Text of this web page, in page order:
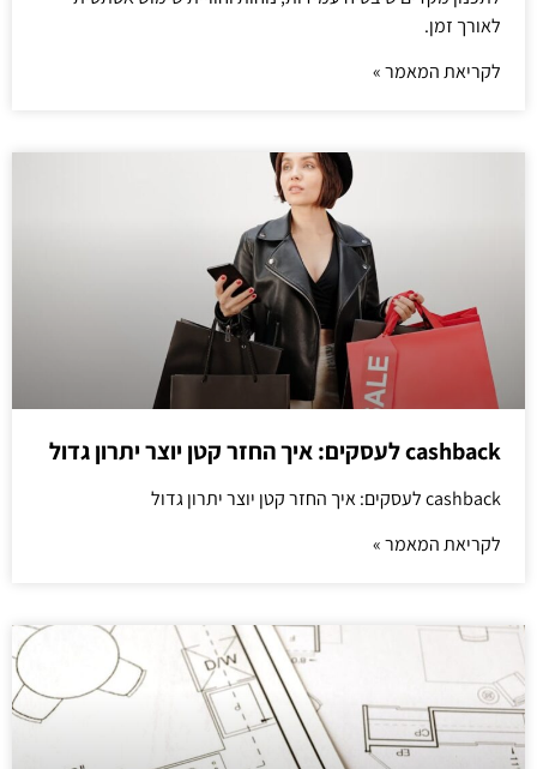
לאורך זמן.
לקריאת המאמר »
cashback לעסקים: איך החזר קטן יוצר יתרון גדול
cashback לעסקים: איך החזר קטן יוצר יתרון גדול
לקריאת המאמר »